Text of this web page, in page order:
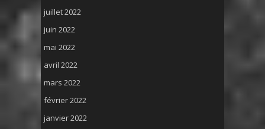
juillet 2022
juin 2022
mai 2022
avril 2022
mars 2022
février 2022
janvier 2022